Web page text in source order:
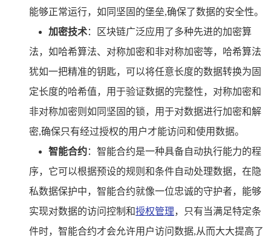
能够正常运行，如同坚固的堡垒,确保了数据的安全性。
加密技术：区块链广泛应用了多种先进的加密算
法，如哈希算法、对称加密和非对称加密等，哈希算法
犹如一把精准的钥匙，可以将任意长度的数据转换为固
定长度的哈希值，用于验证数据的完整性，对称加密和
非对称加密则如同坚固的锁，用于对数据进行加密和解
密,确保只有经过授权的用户才能访问和使用数据。
智能合约：智能合约是一种具备自动执行能力的程
序，它可以根据预设的规则和条件自动处理数据，在隐
私数据保护中，智能合约就像一位忠诚的守护者，能够
实现对数据的访问控制和授权管理，只有当满足特定条
件时，智能合约才会允许用户访问数据,从而大大提高了